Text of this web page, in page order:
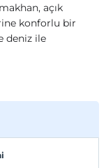
açık
konforlu bir
deniz ile
Nehri
koruyanlar için